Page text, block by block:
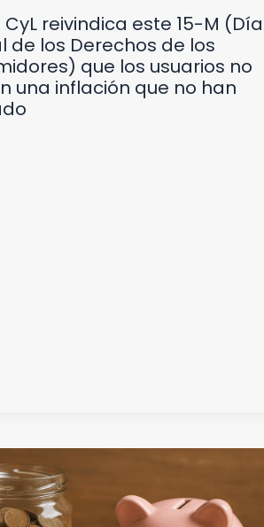
CyL reivindica este 15-M (Día
de los Derechos de los
que los usuarios no
una inflación que no han